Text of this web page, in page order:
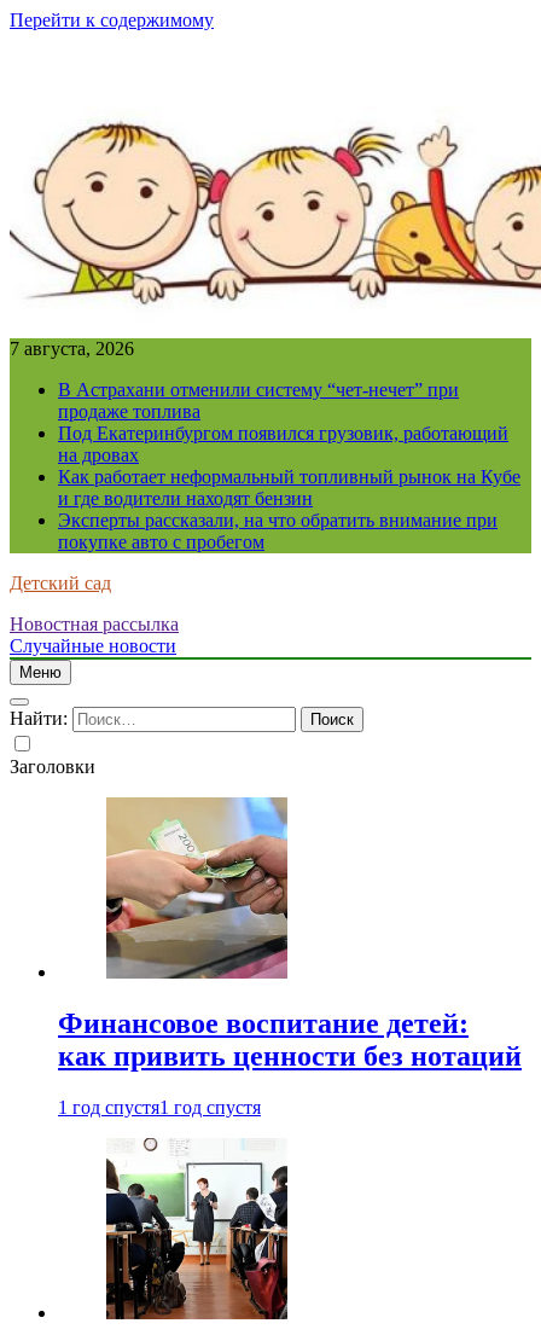
Перейти к содержимому
7 августа, 2026
В Астрахани отменили систему “чет-нечет” при
продаже топлива
Под Екатеринбургом появился грузовик, работающий
на дровах
Как работает неформальный топливный рынок на Кубе
и где водители находят бензин
Эксперты рассказали, на что обратить внимание при
покупке авто с пробегом
Детский сад
Новостная рассылка
Случайные новости
Меню
Найти:
Заголовки
Финансовое воспитание детей:
как привить ценности без нотаций
1 год спустя1 год спустя